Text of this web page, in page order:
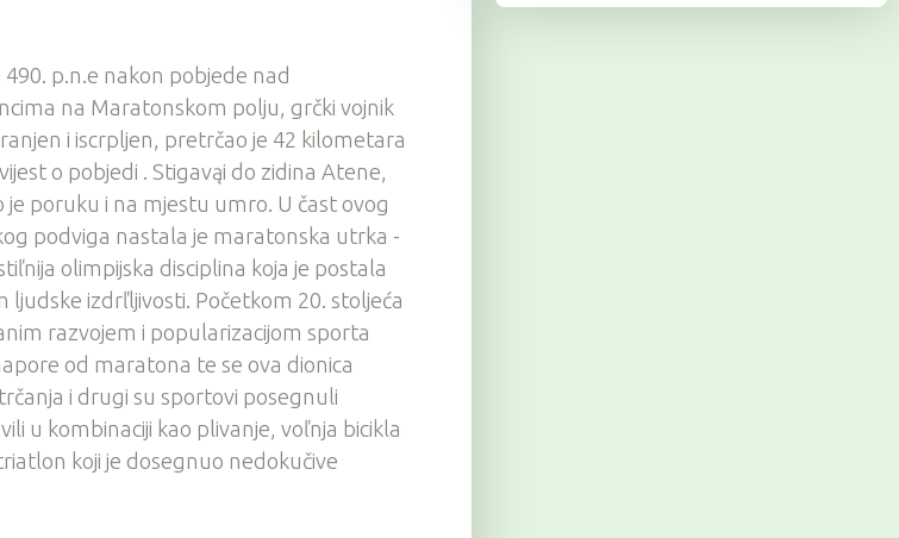
490. p.n.e nakon pobjede nad
na Maratonskom polju, grčki vojnik
i iscrpljen, pretrčao je 42 kilometara
o pobjedi . Stigavąi do zidina Atene,
je poruku i na mjestu umro. U čast ovog
podviga nastala je maratonska utrka -
olimpijska disciplina koja je postala
ljudske izdrľljivosti. Početkom 20. stoljeća
razvojem i popularizacijom sporta
od maratona te se ova dionica
i drugi su sportovi posegnuli
u kombinaciji kao plivanje, voľnja bicikla
koji je dosegnuo nedokučive